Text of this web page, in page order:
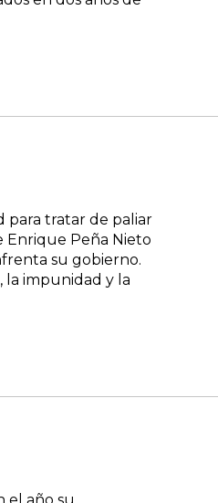
para tratar de paliar
Enrique Peña Nieto
su gobierno.
impunidad y la